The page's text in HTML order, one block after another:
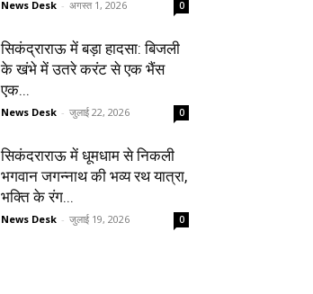
News Desk - अगस्त 1, 2026 0
सिकंद्राराऊ में बड़ा हादसा: बिजली
के खंभे में उतरे करंट से एक भैंस
एक...
News Desk - जुलाई 22, 2026 0
सिकंदराराऊ में धूमधाम से निकली
भगवान जगन्नाथ की भव्य रथ यात्रा,
भक्ति के रंग...
News Desk - जुलाई 19, 2026 0